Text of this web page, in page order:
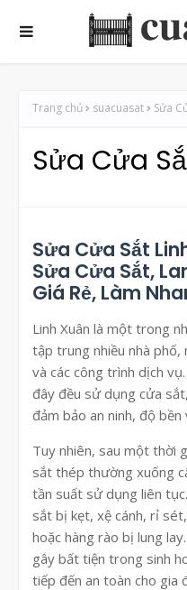
Trang chủ suacuasat Sửa
Sửa Cửa
Sửa Cửa Sắt
Sửa Cửa Sắt,
Giá Rẻ, Làm
Linh Xuân là một trong
tập trung nhiều nhà phố,
và các công trình dịch
đây đều sử dụng cửa
đảm bảo an ninh, độ
Tuy nhiên, sau một thời
sắt thép thường xuống
tần suất sử dụng liên
sắt bị kẹt, xệ cánh, rỉ
hoặc hàng rào bị lung
gây bất tiện trong sinh
tiếp đến an toàn cho gia